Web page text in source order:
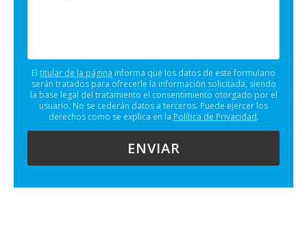
El titular de la página informa que los datos de este formulario
serán tratados para ofrecerle la información solicitada, siendo
la base legal del tratamiento el consentimiento otorgado por el
usuario. No se cederán datos a terceros. Puede ejercer los
derechos como se explica en la Política de Privacidad.